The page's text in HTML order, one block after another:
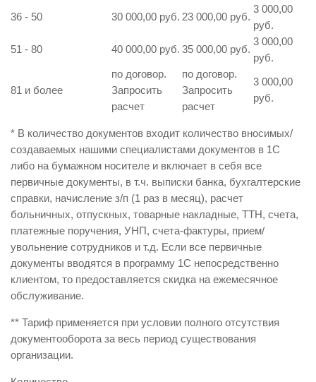
36 - 50
30 000,00 руб. 23 000,00 руб.
3 000,00
руб.
51 - 80
40 000,00 руб. 35 000,00 руб.
3 000,00
руб.
81 и более
по договор.
Запросить
расчет
по договор.
Запросить
расчет
3 000,00
руб.
* В количество документов входит количество вносимых/
создаваемых нашими специалистами документов в 1С
либо на бумажном носителе и включает в себя все
первичные документы, в т.ч. выписки банка, бухгалтерские
справки, начисление з/п (1 раз в месяц), расчет
больничных, отпускных, товарные накладные, ТТН, счета,
платежные поручения, УНП, счета-фактуры, прием/
увольнение сотрудников и т.д. Если все первичные
документы вводятся в программу 1С непосредственно
клиентом, то предоставляется скидка на ежемесячное
обслуживание.
** Тариф применяется при условии полного отсутствия
документооборота за весь период существования
организации.